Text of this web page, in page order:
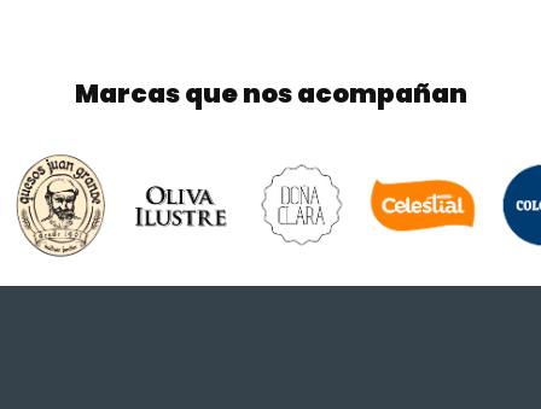
Marcas que nos acompañan